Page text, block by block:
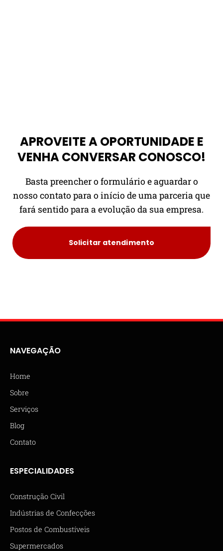
APROVEITE A OPORTUNIDADE E
VENHA CONVERSAR CONOSCO!
Basta preencher o formulário e aguardar o
nosso contato para o início de uma parceria que
fará sentido para a evolução da sua empresa.
Solicitar atendimento
NAVEGAÇÃO
Home
Sobre
Serviços
Blog
Contato
ESPECIALIDADES
Construção Civil
Indústrias de Confecções
Postos de Combustíveis
Supermercados